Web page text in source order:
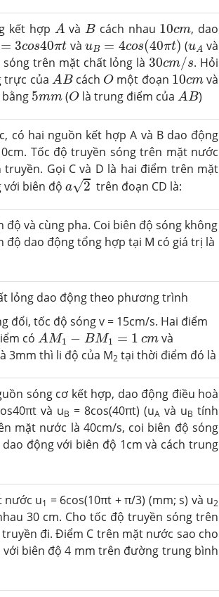
kết hợp A
A vàB
B cách nhau 10cm
10cm, dao
= 3cos40πt
3cos40πt và uB = 4cos(40πt)
uB=4cos(40πt) (uA
uA và
sóng trên mặt chất lỏng là30cm/s
30cm/s. Hỏi
trực của AB
AB cách O
O một đoạn 10cm
10cmvà
5mm
5mm (O
O là trung điểm củaAB
AB )
có hai nguồn kết hợp A và B dao động
Tốc độ truyền sóng trên mặt nước
Gọi C và D là hai điểm trên mặt
với biên độ a√2
a2 trên đoạn CD là:
độ và cùng pha. Coi biên độ sóng không
độ dao động tổng hợp tại M có giá trị là
lỏng dao động theo phương trình
đổi, tốc độ sóng v = 15cm/s. Hai điểm
cóAM1 − BM1 = 1 cm
AM1 −BM1= cm và
3mm thì li độ của M2 tại thời điểm đó là
sóng cơ kết hợp, dao động điều hoà
và uB = 8cos(40πt) (uA và uB tính
mặt nước là 40cm/s, coi biên độ sóng
dao động với biên độ 1cm và cách trung
nước u1 = 6cos(10πt + π/3) (mm; s) và u2
30 cm. Cho tốc độ truyền sóng trên
đi. Điểm C trên mặt nước sao cho
với biên độ 4 mm trên đường trung bình